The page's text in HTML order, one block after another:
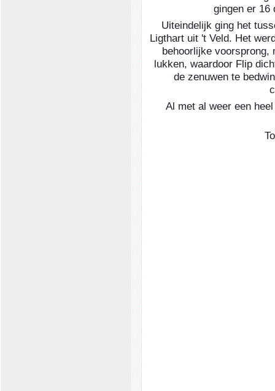
gingen er 16
Uiteindelijk ging het
Ligthart uit 't Veld. Het
behoorlijke voorsprong,
lukken, waardoor Flip
de zenuwen te
Al met al weer een